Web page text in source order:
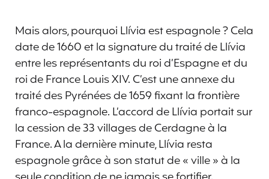
Mais alors, pourquoi Llívia est espagnole ? Cela
date de 1660 et la signature du traité de Llívia
entre les représentants du roi d’Espagne et du
roi de France Louis XIV. C’est une annexe du
traité des Pyrénées de 1659 fixant la frontière
franco-espagnole. L’accord de Llívia portait sur
la cession de 33 villages de Cerdagne à la
France. A la dernière minute, Llívia resta
espagnole grâce à son statut de « ville » à la